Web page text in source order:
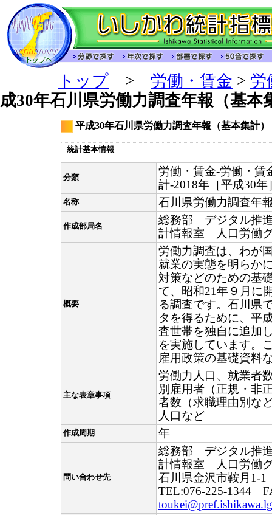
トップ > 労働・賃金 > 労
成30年石川県労働力調査年報（基本
平成30年石川県労働力調査年報（基本集計）
統計基本情報
分類
労働・賃金-労働・賃
計-2018年［平成30年
名称 石川県労働力調査年
作成部局名
総務部 デジタル推
計情報室 人口労働
概要
労働力調査は、わが
就業の実態を明らか
対策などのための基
て、昭和21年９月に
る調査です。石川県
タを得るために、平
査世帯を独自に追加
を実施しています。
雇用政策の基礎資料
主な表章事項
労働力人口、就業者
別雇用者（正規・非
者数（求職理由別な
人口など
作成周期 年
問い合わせ先
総務部 デジタル推
計情報室 人口労働
石川県金沢市鞍月1-1
TEL:076-225-1344